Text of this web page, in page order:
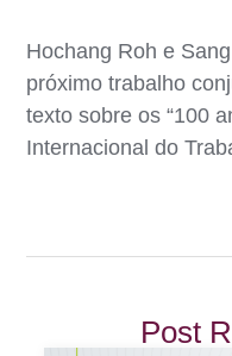
Hochang Roh e
próximo trabalho
texto sobre os “100
Internacional do
Post